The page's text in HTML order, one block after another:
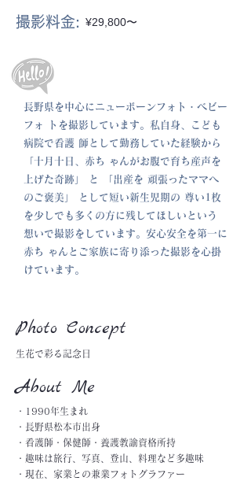
撮影料金: ¥29,800〜
長野県を中心にニューボーンフォト・ベビー
フォ トを撮影しています。私自身、こども
病院で看護 師として勤務していた経験から
「十月十日、赤ち ゃんがお腹で育ち産声を
上げた奇跡」 と 「出産を 頑張ったママへ
のご褒美」 として短い新生児期の 尊い1枚
を少しでも多くの方に残してほしいという
想いで撮影をしています。安心安全を第一に
赤ち ゃんとご家族に寄り添った撮影を心掛
けています。
Photo Concept
生花で彩る記念日
About Me
・1990年生まれ
・長野県松本市出身
・看護師・保健師・養護教諭資格所持
・趣味は旅行、写真、登山、料理など多趣味
・現在、家業との兼業フォトグラファー